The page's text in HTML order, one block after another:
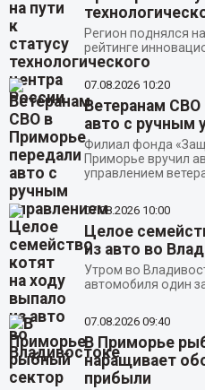
Регион поднялся
рейтинге
07.08.2026 10:20
Ветеранам СВО
авто с ручным
Филиал фонда
Приморье вручил
управлением
07.08.2026 10:00
Целое
из авто во
Утром во
автомобиля один
07.08.2026 09:40
В Приморье
наращивает
прибыли